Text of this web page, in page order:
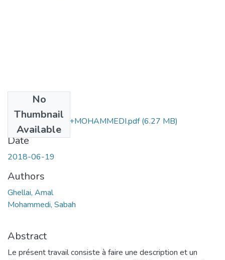
No
Thumbnail
Available
Ms.Hyd.GHELLAI+MOHAMMEDI.pdf(6.27 MB)
Date
2018-06-19
Authors
Ghellai, Amal
Mohammedi, Sabah
Abstract
Le présent travail consiste à faire une description et un